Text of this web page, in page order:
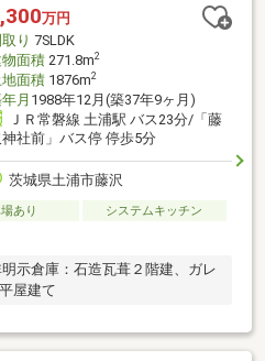
万円
り 7SLDK
面積271.8m2
面積1876m2
月 1988年12月(築37年9ヶ月)
ＪＲ常磐線 土浦駅 バス23分/「藤
社前」バス停 停歩5分
茨城県土浦市藤沢
あり
システムキッチン
示倉庫：石造瓦葺２階建、ガレ
屋建て